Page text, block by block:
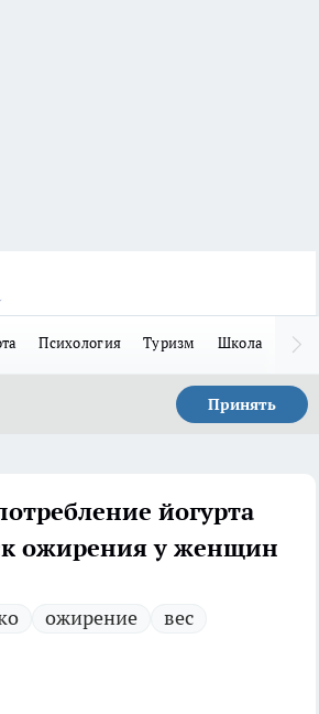
Психология Туризм Школа
Принять
йогурта
ожирения у женщин
ожирение
вес